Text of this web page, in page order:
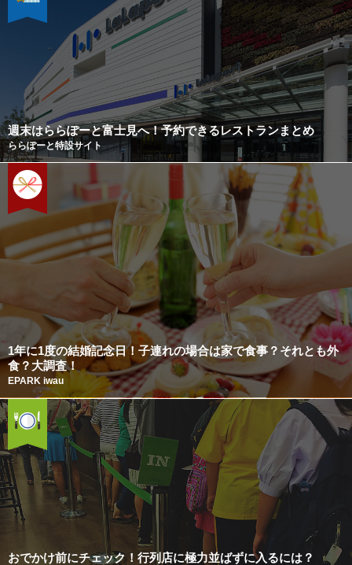
週末はららぽーと富士見へ！予約できるレストランまとめ
ららぽーと特設サイト
1年に1度の結婚記念日！子連れの場合は家で食事？それとも外
食？大調査！
EPARK iwau
おでかけ前にチェック！行列店に極力並ばずに入るには？